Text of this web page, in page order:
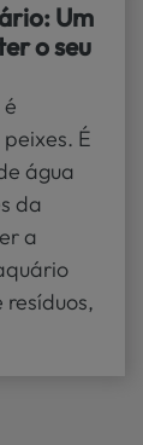
o seu
É
água
da
a